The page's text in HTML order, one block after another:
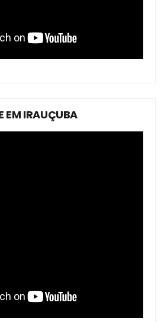
EM IRAUÇUBA